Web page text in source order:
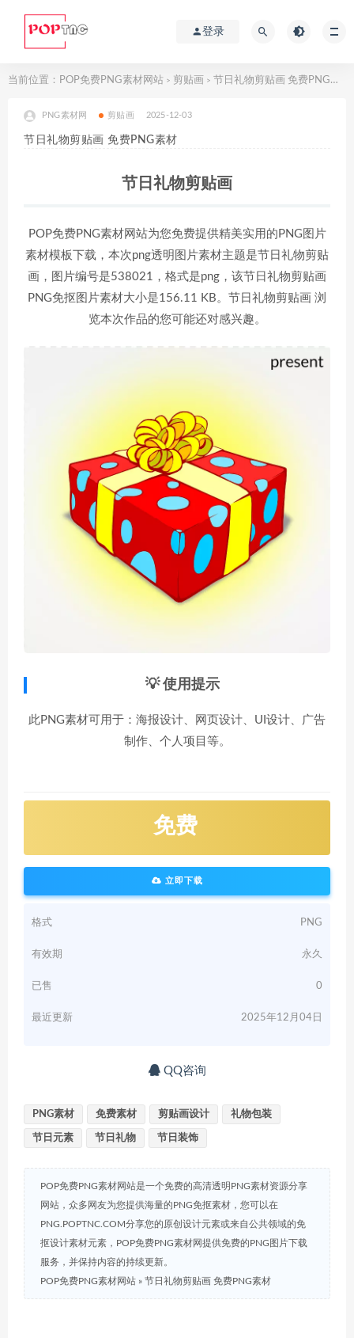
登录
当前位置： POP免费PNG素材网站 > 剪贴画 > 节日礼物剪贴画 免费PNG素材
PNG素材网 剪贴画 2025-12-03
节日礼物剪贴画 免费PNG素材
节日礼物剪贴画
POP免费PNG素材网站为您免费提供精美实用的PNG图片
素材模板下载，本次png透明图片素材主题是节日礼物剪贴
画，图片编号是538021，格式是png，该节日礼物剪贴画
PNG免抠图片素材大小是156.11 KB。节日礼物剪贴画 浏
览本次作品的您可能还对感兴趣。
💡 使用提示
此PNG素材可用于：海报设计、网页设计、UI设计、广告
制作、个人项目等。
免费
立即下载
格式 PNG
有效期 永久
已售 0
最近更新 2025年12月04日
QQ咨询
PNG素材 免费素材 剪贴画设计 礼物包装
节日元素 节日礼物 节日装饰
POP免费PNG素材网站是一个免费的高清透明PNG素材资源分享
网站，众多网友为您提供海量的PNG免抠素材，您可以在
PNG.POPTNC.COM分享您的原创设计元素或来自公共领域的免
抠设计素材元素，POP免费PNG素材网提供免费的PNG图片下载
服务，并保持内容的持续更新。
POP免费PNG素材网站 » 节日礼物剪贴画 免费PNG素材